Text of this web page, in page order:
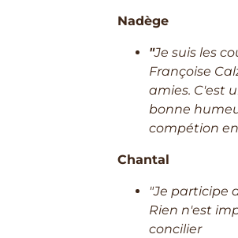
Nadège
"Je suis les
Françoise
amies. C'est
bonne
compétion
Chantal
"Je participe
Rien n'est
concilier